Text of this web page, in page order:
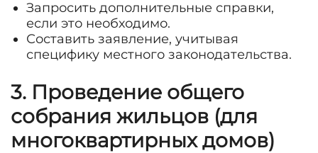
Запросить дополнительные справки,
если это необходимо.
Составить заявление, учитывая
специфику местного законодательства.
3. Проведение общего
собрания жильцов (для
многоквартирных домов)